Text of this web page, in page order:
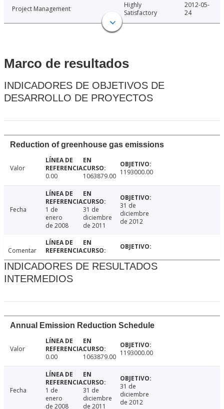
Project Management
Highly
Satisfactory
2012-05-
24
Marco de resultados
INDICADORES DE OBJETIVOS DE
DESARROLLO DE PROYECTOS
Reduction of greenhouse gas emissions
Valor
0.00
1063879.00 1193000.00
Fecha
1 de
enero
de 2008
31 de
diciembre
de 2011
31 de
diciembre
de 2012
Comentar
INDICADORES DE RESULTADOS
INTERMEDIOS
Annual Emission Reduction Schedule
Valor
0.00
1063879.00 1193000.00
Fecha
1 de
enero
de 2008
31 de
diciembre
de 2011
31 de
diciembre
de 2012